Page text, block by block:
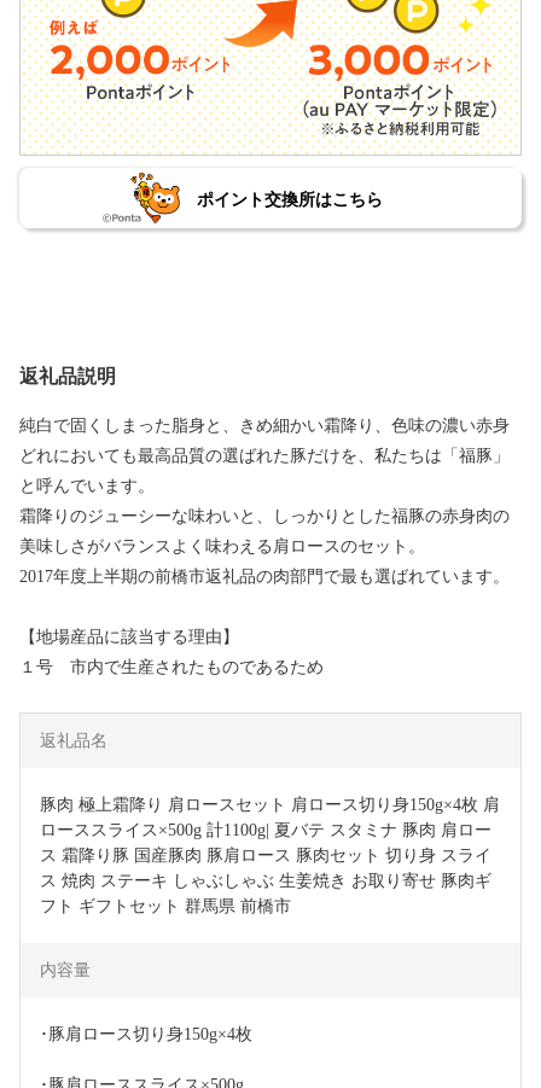
ポイント交換所はこちら
返礼品説明
純白で固くしまった脂身と、きめ細かい霜降り、色味の濃い赤身
どれにおいても最高品質の選ばれた豚だけを、私たちは「福豚」
と呼んでいます。
霜降りのジューシーな味わいと、しっかりとした福豚の赤身肉の
美味しさがバランスよく味わえる肩ロースのセット。
2017年度上半期の前橋市返礼品の肉部門で最も選ばれています。
【地場産品に該当する理由】
１号 市内で生産されたものであるため
返礼品名
豚肉 極上霜降り 肩ロースセット 肩ロース切り身150g×4枚 肩
ローススライス×500g 計1100g| 夏バテ スタミナ 豚肉 肩ロー
ス 霜降り豚 国産豚肉 豚肩ロース 豚肉セット 切り身 スライ
ス 焼肉 ステーキ しゃぶしゃぶ 生姜焼き お取り寄せ 豚肉ギ
フト ギフトセット 群馬県 前橋市
内容量
･豚肩ロース切り身150g×4枚